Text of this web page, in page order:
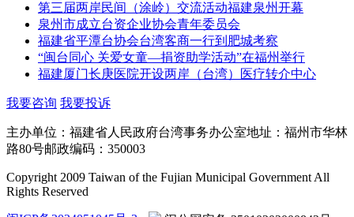
第三届两岸民间（涂岭）交流活动福建泉州开幕
泉州市成立台资企业协会青年委员会
福建省平潭台协会台湾客商一行到肥城考察
“闽台同心 关爱女童—捐资助学活动”在福州举行
福建厦门长庚医院开设两岸（台湾）医疗转介中心
我要咨询 我要投诉
主办单位：福建省人民政府台湾事务办公室地址：福州市华林
路80号邮政编码：350003
Copyright 2009 Taiwan of the Fujian Municipal Government All
Rights Reserved